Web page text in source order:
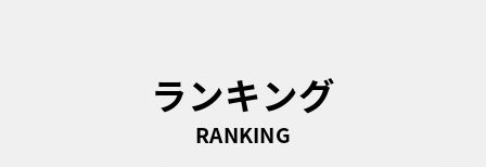
ランキング
RANKING